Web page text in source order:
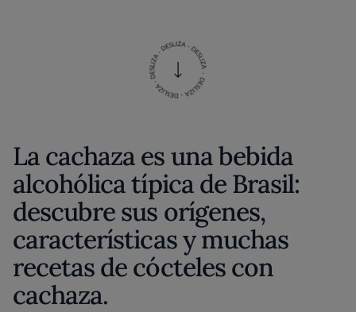
La cachaza es una bebida
alcohólica típica de Brasil:
descubre sus orígenes,
características y muchas
recetas de cócteles con
cachaza.